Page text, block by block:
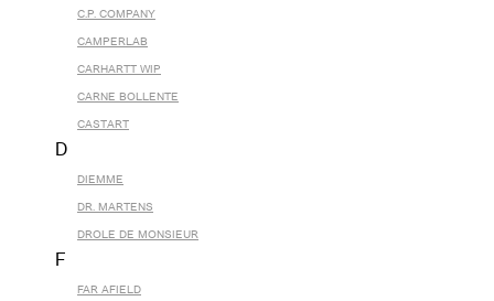
C.P. COMPANY
CAMPERLAB
CARHARTT WIP
CARNE BOLLENTE
CASTART
D
DIEMME
DR. MARTENS
DROLE DE MONSIEUR
F
FAR AFIELD